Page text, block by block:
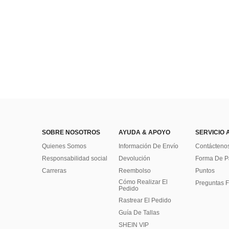
SOBRE NOSOTROS
Quienes Somos
Responsabilidad social
Carreras
AYUDA & APOYO
Información De Envío
Devolución
Reembolso
Cómo Realizar El
Pedido
Rastrear El Pedido
Guía De Tallas
SHEIN VIP
SERVICIO
Forma De
Puntos
Preguntas